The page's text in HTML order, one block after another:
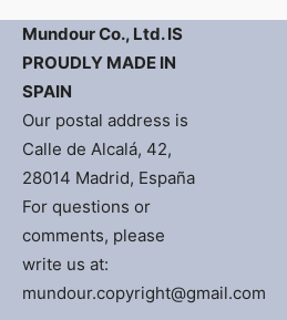
Mundour Co., Ltd. IS
PROUDLY MADE IN
SPAIN
Our postal address is
Calle de Alcalá, 42,
28014 Madrid, España
For questions or
comments, please
write us at:
mundour.copyright@gmail.com